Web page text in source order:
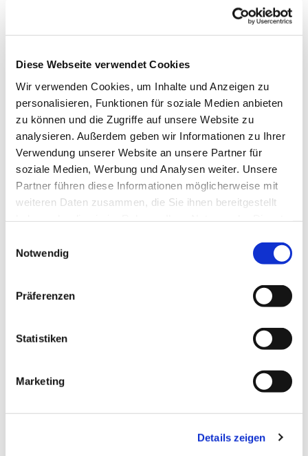
Diese Webseite verwendet Cookies
Wir verwenden Cookies, um Inhalte und Anzeigen zu
personalisieren, Funktionen für soziale Medien anbieten
zu können und die Zugriffe auf unsere Website zu
analysieren. Außerdem geben wir Informationen zu Ihrer
Verwendung unserer Website an unsere Partner für
soziale Medien, Werbung und Analysen weiter. Unsere
Partner führen diese Informationen möglicherweise mit
weiteren Daten zusammen, die Sie ihnen bereitgestellt
Notwendig
Präferenzen
Statistiken
Marketing
Details zeigen
Dies könnte Sie auch
interessieren